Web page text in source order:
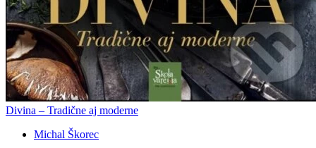
Divina – Tradične aj moderne
Michal Škorec